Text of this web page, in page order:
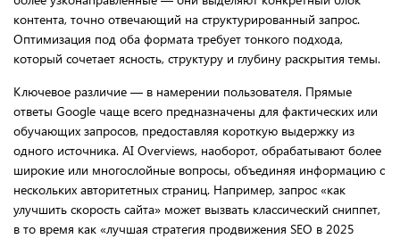
контента, точно отвечающий на структурированный запрос.
Оптимизация под оба формата требует тонкого подхода,
который сочетает ясность, структуру и глубину раскрытия темы.
Ключевое различие — в намерении пользователя. Прямые
ответы Google чаще всего предназначены для фактических или
обучающих запросов, предоставляя короткую выдержку из
одного источника. AI Overviews, наоборот, обрабатывают более
широкие или многослойные вопросы, объединяя информацию с
нескольких авторитетных страниц. Например, запрос «как
улучшить скорость сайта» может вызвать классический сниппет,
в то время как «лучшая стратегия продвижения SEO в 2025